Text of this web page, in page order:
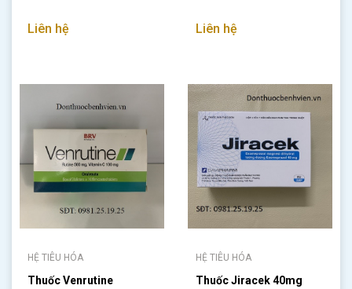
Liên hệ Liên hệ
HỆ TIÊU HÓA
Thuốc Venrutine
HỆ TIÊU HÓA
Thuốc Jiracek 40mg